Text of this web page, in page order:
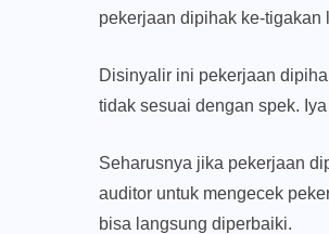
pekerjaan dipihak ke-tigakan
Disinyalir ini pekerjaan
tidak sesuai dengan spek.
Seharusnya jika pekerjaan
auditor untuk mengecek
bisa langsung diperbaiki.